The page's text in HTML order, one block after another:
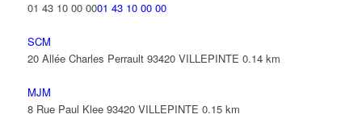
01 43 10 00 0001 43 10 00 00
SCM
20 Allée Charles Perrault 93420 VILLEPINTE 0.14 km
MJM
8 Rue Paul Klee 93420 VILLEPINTE 0.15 km